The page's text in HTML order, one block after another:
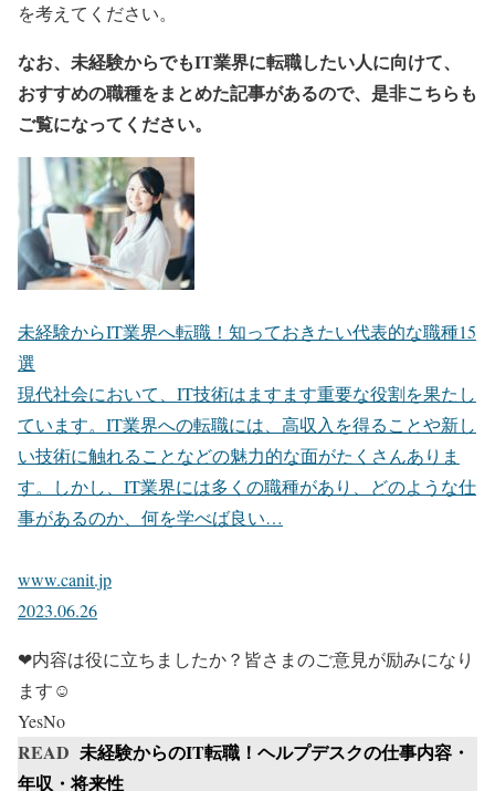
を考えてください。
なお、未経験からでもIT業界に転職したい人に向けて、
おすすめの職種をまとめた記事があるので、是非こちらも
ご覧になってください。
未経験からIT業界へ転職！知っておきたい代表的な職種15
選
現代社会において、IT技術はますます重要な役割を果たし
ています。IT業界への転職には、高収入を得ることや新し
い技術に触れることなどの魅力的な面がたくさんありま
す。しかし、IT業界には多くの職種があり、どのような仕
事があるのか、何を学べば良い…
www.canit.jp
2023.06.26
❤内容は役に立ちましたか？皆さまのご意見が励みになり
ます☺
YesNo
READ 未経験からのIT転職！ヘルプデスクの仕事内容・
年収・将来性